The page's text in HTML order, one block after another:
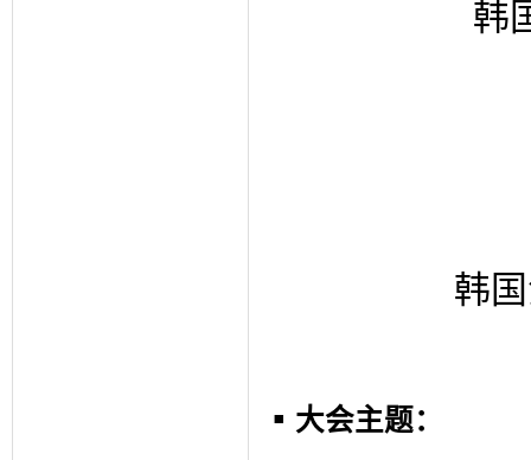
韩
韩
▪ 大会主题：